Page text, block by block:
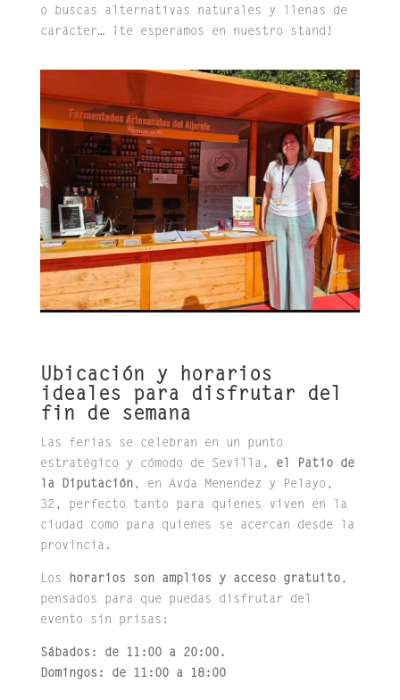
o buscas alternativas naturales y llenas de
carácter… ¡te esperamos en nuestro stand!
Ubicación y horarios
ideales para disfrutar del
fin de semana
Las ferias se celebran en un punto
estratégico y cómodo de Sevilla, el Patio de
la Diputación, en Avda Menendez y Pelayo,
32, perfecto tanto para quienes viven en la
ciudad como para quienes se acercan desde la
provincia.
Los horarios son amplios y acceso gratuito,
pensados para que puedas disfrutar del
evento sin prisas:
Sábados: de 11:00 a 20:00.
Domingos: de 11:00 a 18:00